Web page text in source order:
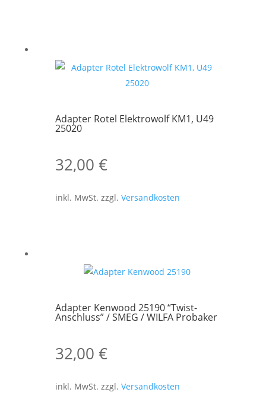
Adapter Rotel Elektrowolf KM1, U49
25020
32,00€
inkl. MwSt. zzgl.Versandkosten
Adapter Kenwood 25190 “Twist-
Anschluss” / SMEG / WILFA Probaker
32,00€
inkl. MwSt. zzgl.Versandkosten